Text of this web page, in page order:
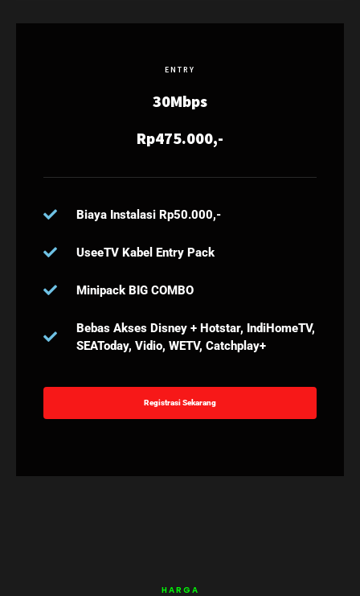
ENTRY
30Mbps
Rp475.000,-
Biaya Instalasi Rp50.000,-
UseeTV Kabel Entry Pack
Minipack BIG COMBO
Bebas Akses Disney + Hotstar, IndiHomeTV,
SEAToday, Vidio, WETV, Catchplay+
Registrasi Sekarang
HARGA